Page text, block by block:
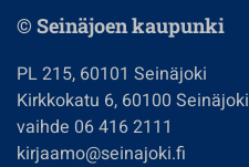
© Seinäjoen kaupunki
PL 215, 60101 Seinäjoki
Kirkkokatu 6, 60100 Seinäjoki
vaihde 06 416 2111
kirjaamo@seinajoki.fi